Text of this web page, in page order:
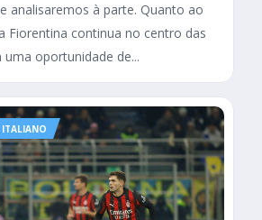
analisaremos à parte. Quanto ao
Fiorentina continua no centro das
oportunidade de...